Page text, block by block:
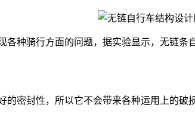
种骑行方面的问题，据实验显示，无链
密封性，所以它不会带来各种运用上的